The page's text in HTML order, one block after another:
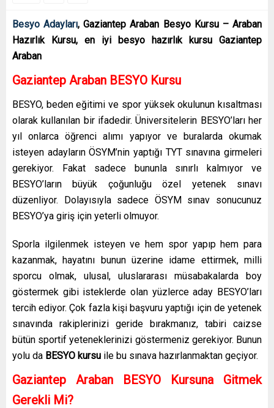
Besyo Adayları, Gaziantep Araban Besyo Kursu – Araban
Hazırlık Kursu, en iyi besyo hazırlık kursu Gaziantep
Araban
Gaziantep Araban BESYO Kursu
BESYO, beden eğitimi ve spor yüksek okulunun kısaltması
olarak kullanılan bir ifadedir. Üniversitelerin BESYO’ları her
yıl onlarca öğrenci alımı yapıyor ve buralarda okumak
isteyen adayların ÖSYM’nin yaptığı TYT sınavına girmeleri
gerekiyor. Fakat sadece bununla sınırlı kalmıyor ve
BESYO’ların büyük çoğunluğu özel yetenek sınavı
düzenliyor. Dolayısıyla sadece ÖSYM sınav sonucunuz
BESYO’ya giriş için yeterli olmuyor.
Sporla ilgilenmek isteyen ve hem spor yapıp hem para
kazanmak, hayatını bunun üzerine idame ettirmek, milli
sporcu olmak, ulusal, uluslararası müsabakalarda boy
göstermek gibi isteklerde olan yüzlerce aday BESYO’ları
tercih ediyor. Çok fazla kişi başvuru yaptığı için de yetenek
sınavında rakiplerinizi geride bırakmanız, tabiri caizse
bütün sportif yeteneklerinizi göstermeniz gerekiyor. Bunun
yolu da BESYO kursu ile bu sınava hazırlanmaktan geçiyor.
Gaziantep Araban BESYO Kursuna Gitmek
Gerekli Mi?